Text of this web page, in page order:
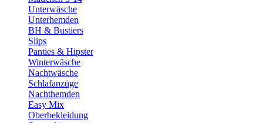
Unterwäsche
Unterhemden
BH & Bustiers
Slips
Panties & Hipster
Winterwäsche
Nachtwäsche
Schlafanzüge
Nachthemden
Easy Mix
Oberbekleidung